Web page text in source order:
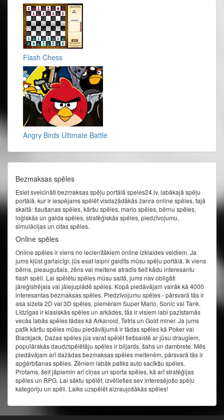
Flash Chess
Angry Birds Ultimate Battle
Bezmaksas spēles
Esiet sveicināti bezmaksas spēļu portālā speles24.lv, labākajā spēļu
portālā, kur ir iespējams spēlēt visdažādākās žanra online spēles, tajā
skaitā: šaušanas spēles, kāršu spēles, mario spēles, bērnu spēles,
loģiskās un galda spēles, stratēģiskās spēles, piedzīvojumu,
simulācijas un citas spēles.
Online spēles
Online spēles ir viens no iecienītākiem online izklaides veidiem. Ja
jums kļūst garlaicīgi, jūs esat laipni gaidīts mūsu spēļu portālā. Ik viens
bērns, pieaugušais, zēns vai meitene atradīs šeit kādu interesantu
flash spēli. Lai spēlētu spēles mūsu saitā, jums nav obligāti
jāreģistrējais vai jālejuplādē spēles. Kopā piedāvājam vairāk kā 4000
interesantas bezmaksas spēles. Piedzīvojumu spēles - pārsvarā tās ir
asa sižeta 2D vai 3D spēles, piemēram Super Mario, Sonic vai Tank.
Līdzīgas ir klasiskās spēles un arkādes, tās ir visiem labi pazīstamās
vecās labās spēles tādas kā Arkanoid, Tetris un Gold miner. Ja jums
patīk kāršu spēles mūsu piedāvājumā ir tādas spēles kā Poker vai
Blackjack. Dažas spēles jūs varat spēlēt tiešsaistē ar jūsu draugiem,
populārakās daudzspēlētāju spēles ir biljards, šahs un dambrete. Mēs
piedāvājam arī dažādas bezmaksas spēles meitenēm, pārsvarā tās ir
apģērbšanas spēles. Zēniem labāk patiks auto sacīkšu spēles.
Protams, šeit jāpiemin arī cīņas un sporta spēles, kā arī stratēģijas
spēles un RPG. Lai sāktu spēlēt, izvēlieties sev interesējošo spēļu
kategoriju un spēli. Laiks uzspēlēt aizraujošākās spēles!